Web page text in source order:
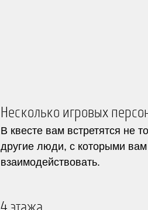
Несколько игровых
В квесте вам встретятся не
другие люди, с которыми
взаимодействовать.